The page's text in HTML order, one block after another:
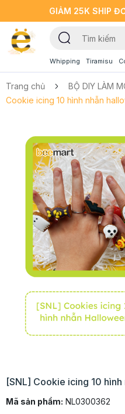
GIẢM 25K SHIP
Whipping Tiramisu
Trang chủ BỘ DIY LÀM
Cookie icing 10 hình nhẫn
[SNL] Cookie icing 10
Mã sản phẩm: NL0300362